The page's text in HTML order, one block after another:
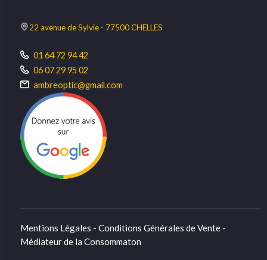
22 avenue de Sylvie - 77500 CHELLES
01 64 72 94 42
06 07 29 95 02
ambreoptic@gmail.com
Mentions Légales - Conditions Générales de Vente -
Médiateur de la Consommaton